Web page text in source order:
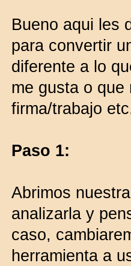
Bueno aqui les
para convertir
diferente a lo
me gusta o que
firma/trabajo
Paso 1:
Abrimos
analizarla y
caso,
herramienta a